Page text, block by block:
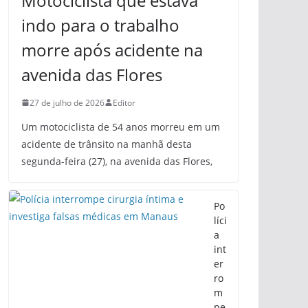
indo para o trabalho
morre após acidente na
avenida das Flores
27 de julho de 2026 Editor
Um motociclista de 54 anos morreu em um
acidente de trânsito na manhã desta
segunda-feira (27), na avenida das Flores,
Po
líci
a
int
er
ro
m